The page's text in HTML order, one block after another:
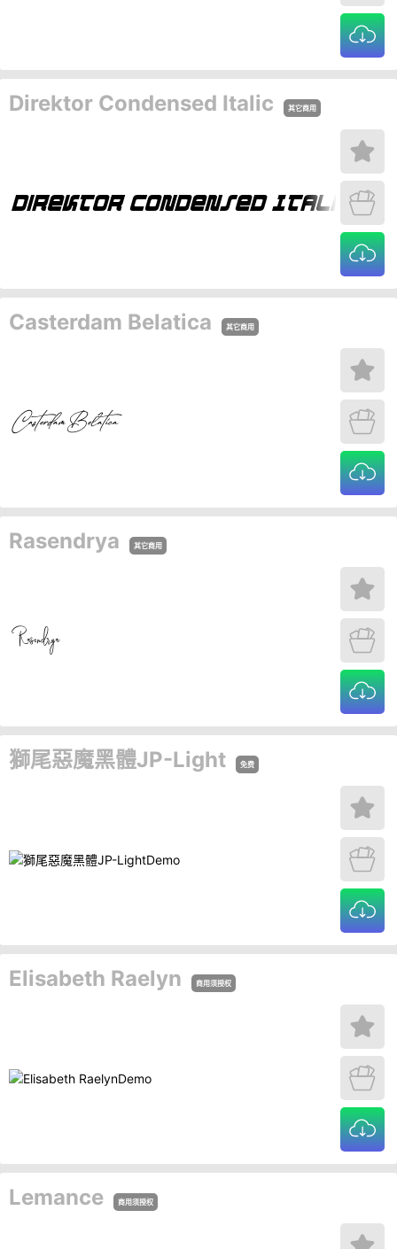
Direktor Condensed Italic 其它商用
Casterdam Belatica 其它商用
Rasendrya 其它商用
獅尾惡魔黑體JP-Light 免费
Elisabeth Raelyn 商用须授权
Lemance 商用须授权